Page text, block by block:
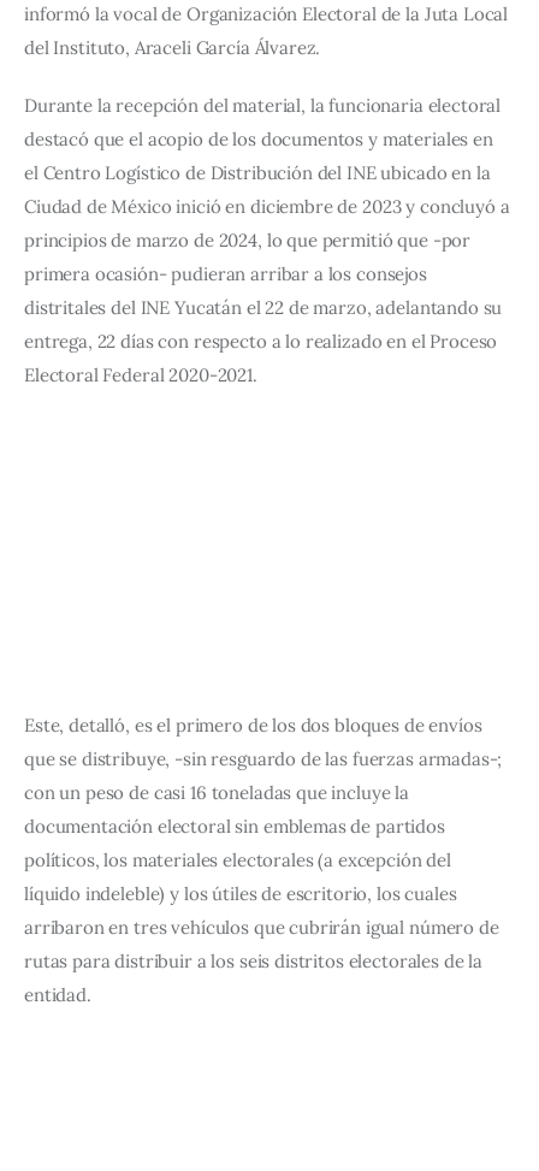
informó la vocal de Organización Electoral de la Juta Local
del Instituto, Araceli García Álvarez.
Durante la recepción del material, la funcionaria electoral
destacó que el acopio de los documentos y materiales en
el Centro Logístico de Distribución del INE ubicado en la
Ciudad de México inició en diciembre de 2023 y concluyó a
principios de marzo de 2024, lo que permitió que -por
primera ocasión- pudieran arribar a los consejos
distritales del INE Yucatán el 22 de marzo, adelantando su
entrega, 22 días con respecto a lo realizado en el Proceso
Electoral Federal 2020-2021.
Este, detalló, es el primero de los dos bloques de envíos
que se distribuye, -sin resguardo de las fuerzas armadas-;
con un peso de casi 16 toneladas que incluye la
documentación electoral sin emblemas de partidos
políticos, los materiales electorales (a excepción del
líquido indeleble) y los útiles de escritorio, los cuales
arribaron en tres vehículos que cubrirán igual número de
rutas para distribuir a los seis distritos electorales de la
entidad.